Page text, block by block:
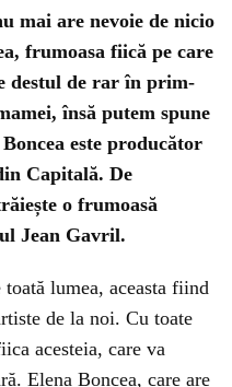
mai are nevoie de nicio
frumoasa fiică pe care
destul de rar în prim-
însă putem spune
este producător
Capitală. De
o frumoasă
Jean Gavril.
lumea, aceasta fiind
de la noi. Cu toate
acesteia, care va
Elena Boncea, care are